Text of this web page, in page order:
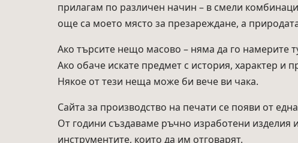
прилагам по различен начин – в смели
още са моето място за презареждане, а
Ако търсите нещо масово – няма да го намерите
Ако обаче искате предмет с история, характер и
Някое от тези неща може би вече ви чака.
Сайта за производство на печати се появи от
От години създаваме ръчно изработени изделия
инструментите, които да им отговарят.